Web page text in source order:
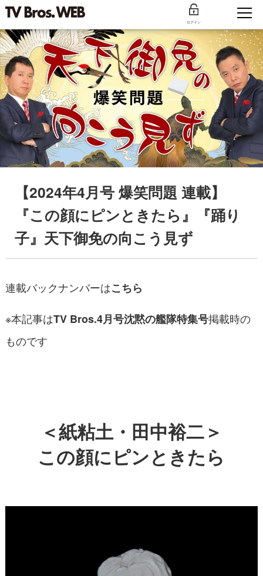
ログイン
【2024年4月号 爆笑問題 連載】
『この顔にピンときたら』『踊り
子』天下御免の向こう見ず
連載バックナンバーはこちら
※本記事はTV Bros.4月号沈黙の艦隊特集号掲載時の
ものです
＜紙粘土・田中裕二＞
この顔にピンときたら